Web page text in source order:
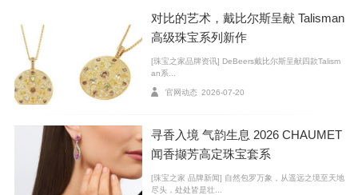
石的外观（即大家经常提到的“品相”），以及钻石的透明
度。因此这也是为什么很多人看到证书上含有
述后，会担心是奶油钻的原因。
02
看实物，必要时要对比
对比的艺术，戴比尔斯呈献 Talisman
高级珠宝系列新作
[珠宝之家品牌资讯] DeBeers戴比尔斯呈献四款Talism
an系...
官网动态 2026-07-20
寻香入境 气韵生息 2026 CHAUMET
闻香撷芳高定珠宝套系
[珠宝之家 品牌新闻] 自然包罗万象，从遥远之境至天地
尽头，处处皆是壮...